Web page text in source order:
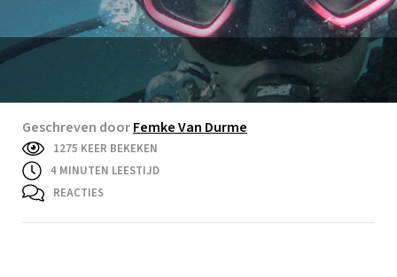
Geschreven doorFemke Van Durme
1275 KEER BEKEKEN
4 MINUTEN LEESTIJD
REACTIES